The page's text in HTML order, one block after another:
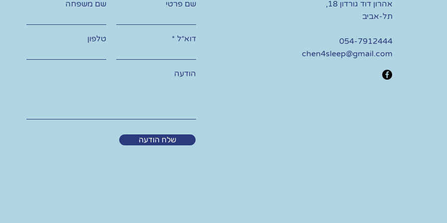
שם משפחה שם פרטי
טלפון דוא״ל
הודעה
שלח הודעה
אהרון דוד גורדון 18,
תל-אביב
054-7912444
chen4sleep@gmail.com